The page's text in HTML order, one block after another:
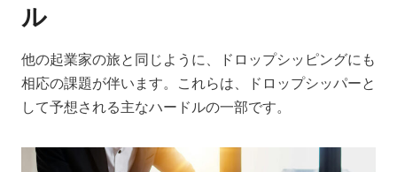
ル
他の起業家の旅と同じように、ドロップシッピングにも
相応の課題が伴います。これらは、ドロップシッパーと
して予想される主なハードルの一部です。